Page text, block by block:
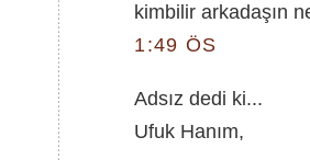
kimbilir arkadaşın
1:49 ÖS
Adsız dedi ki...
Ufuk Hanım,